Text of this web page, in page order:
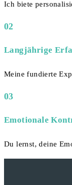
Ich biete
02
Langjährige
Meine fundierte
03
Emotionale
Du lernst, deine